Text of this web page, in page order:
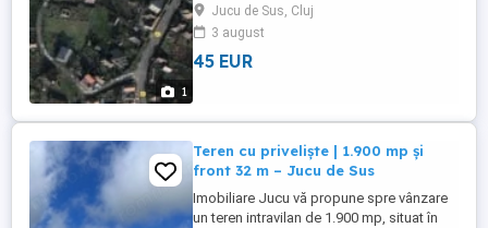
1
stradă: 30 ml. Are toate utilitățile la poartă.
Jucu de Sus, Cluj
3 august
45 EUR
Teren cu priveliște | 1.900 mp și
front 32 m – Jucu de Sus
Imobiliare Jucu vă propune spre vânzare
un teren intravilan de 1.900 mp, situat în